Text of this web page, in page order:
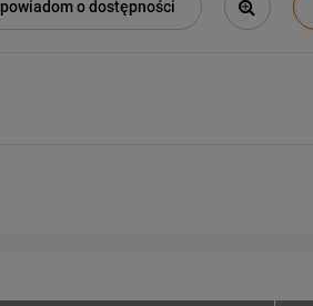
powiadom o dostępności